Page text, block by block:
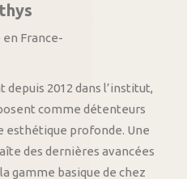
en France-
2012 dans l’institut,
comme détenteurs
esthétique profonde. Une
des dernières avancées
gamme basique de chez